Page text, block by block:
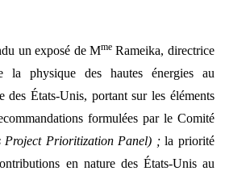
un exposé de Mme Rameika, directrice
la physique des hautes énergies au
des États-Unis, portant sur les éléments
formulées par le Comité
Project Prioritization Panel) ;la priorité
en nature des États-Unis au